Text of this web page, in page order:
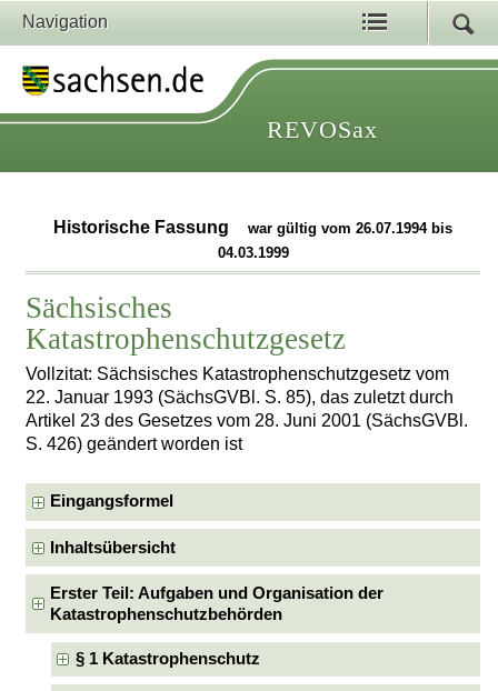
Navigation
REVOSax
Historische Fassung
war gültig vom 26.07.1994 bis
04.03.1999
Sächsisches
Katastrophenschutzgesetz
Vollzitat: Sächsisches Katastrophenschutzgesetz vom
22. Januar 1993 (SächsGVBl. S. 85), das zuletzt durch
Artikel 23 des Gesetzes vom 28. Juni 2001 (SächsGVBl.
S. 426) geändert worden ist
Eingangsformel
Inhaltsübersicht
Erster Teil: Aufgaben und Organisation der
Katastrophenschutzbehörden
§ 1 Katastrophenschutz